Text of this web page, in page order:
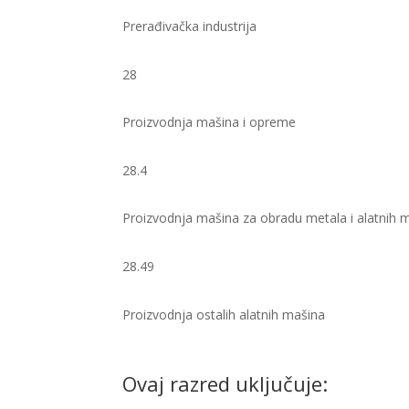
Prerađivačka industrija
28
Proizvodnja mašina i opreme
28.4
Proizvodnja mašina za obradu metala i alatnih
28.49
Proizvodnja ostalih alatnih mašina
Ovaj razred uključuje: